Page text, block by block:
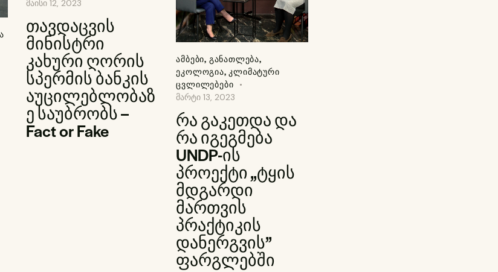
მაისი 12, 2023
თავდაცვის
მინისტრი
კახური ღორის
სპერმის ბანკის
აუცილებლობაზ
ე საუბრობს –
Fact or Fake
ᲐᲛᲑᲔᲑᲘ, ᲒᲐᲜᲐᲗᲚᲔᲑᲐ,
ᲔᲙᲝᲚᲝᲒᲘᲐ,ᲙᲚᲘᲛᲐᲢᲣᲠᲘ
ᲪᲕᲚᲘᲚᲔᲑᲔᲑᲘ
მარტი 13, 2023
რა გაკეთდა და
რა იგეგმება
UNDP-ის
პროექტი „ტყის
მდგარდი
მართვის
პრაქტიკის
დანერგვის”
ფარგლებში